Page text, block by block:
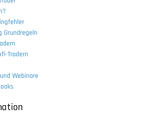
Grundregeln
Tradern
Webinare